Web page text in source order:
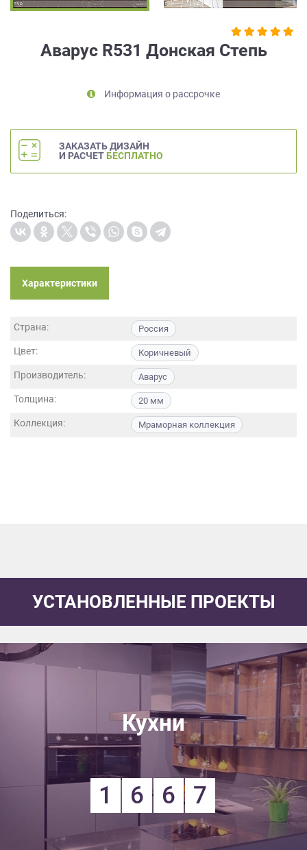
Аварус R531 Донская Степь
Информация о рассрочке
ЗАКАЗАТЬ ДИЗАЙН
И РАСЧЕТ БЕСПЛАТНО
Поделиться:
Характеристики
Страна: Россия
Цвет: Коричневый
Производитель: Аварус
Толщина: 20 мм
Коллекция: Мраморная коллекция
УСТАНОВЛЕННЫЕ ПРОЕКТЫ
Кухни
1 6 6 7
на
персональных
данных
порядке
Политики
обработки
персональных